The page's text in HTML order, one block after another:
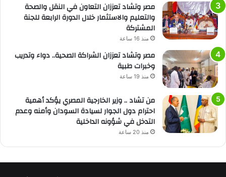
مصر وتشاد تعززان التعاون في النقل والصحة
والتعليم والاستثمار خلال الدورة الرابعة للجنة
المشتركة
منذ 16 ساعة
مصر وتشاد تعززان الشراكة الصحية.. دواء وتدريب
وخبرات طبية
منذ 19 ساعة
من تشاد .. وزير الخارجية المصري يؤكد أهمية
احترام دول الجوار لسيادة السودان وأمنه وعدم
التدخل في شؤونه الداخلية
منذ 20 ساعة